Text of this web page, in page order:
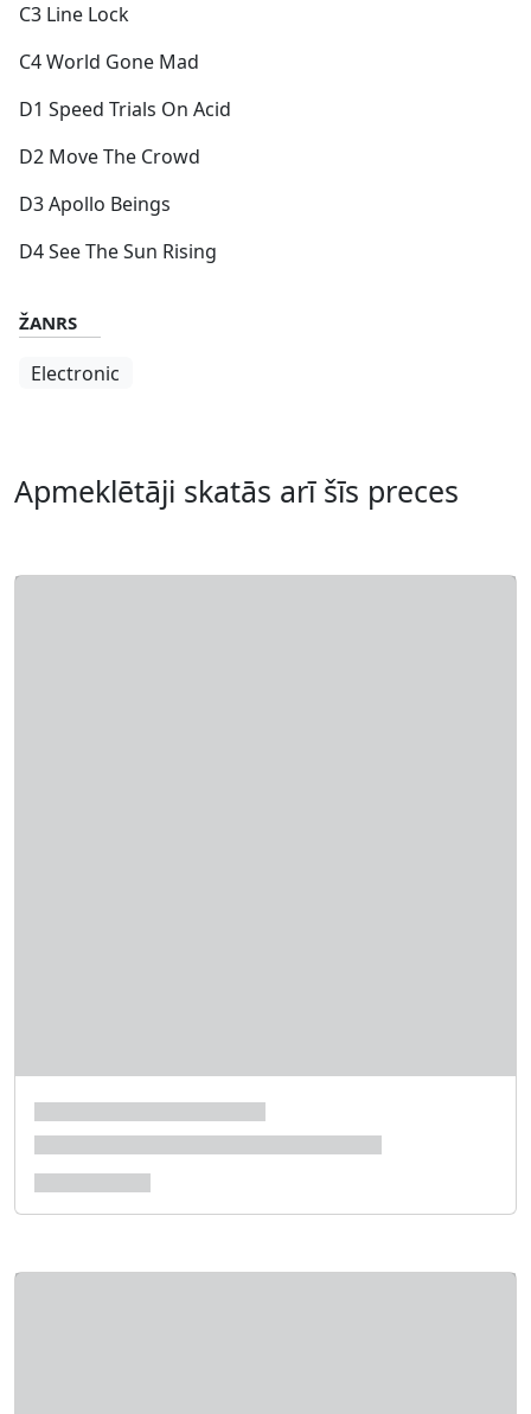
C3 Line Lock
C4 World Gone Mad
D1 Speed Trials On Acid
D2 Move The Crowd
D3 Apollo Beings
D4 See The Sun Rising
ŽANRS
Electronic
Apmeklētāji skatās arī šīs preces